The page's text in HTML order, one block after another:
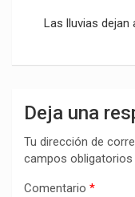
entradas
Las lluvias
Deja una
Tu dirección de
campos
Comentario *